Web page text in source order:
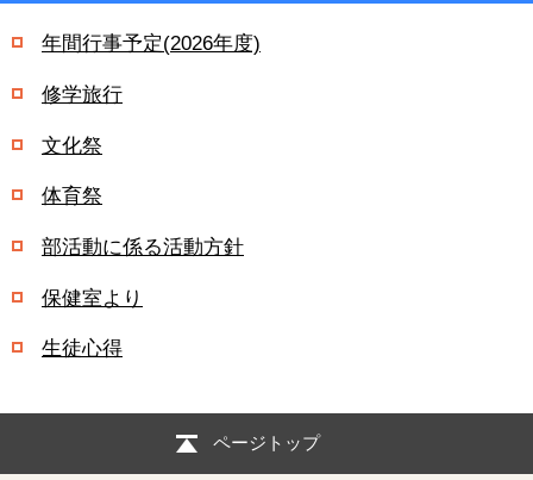
年間行事予定(2026年度)
修学旅行
文化祭
体育祭
部活動に係る活動方針
保健室より
生徒心得
ページトップ